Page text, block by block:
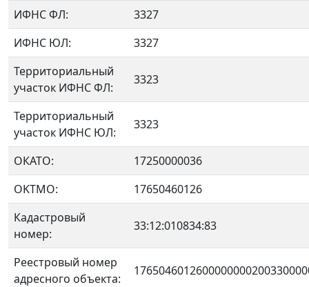
ИФНС ФЛ:
3327
ИФНС ЮЛ:
3327
Территориальный
участок ИФНС ФЛ:
3323
Территориальный
участок ИФНС ЮЛ:
3323
ОКАТО:
17250000036
OKTMO:
17650460126
Кадастровый
номер:
33:12:010834:83
Реестровый номер
адресного объекта: